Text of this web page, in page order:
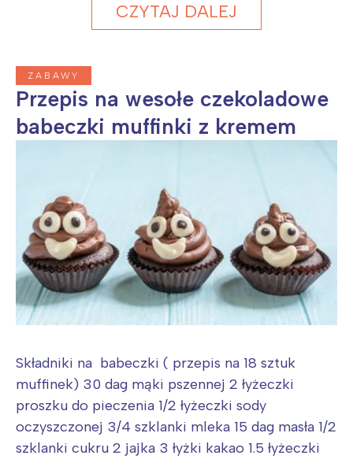
CZYTAJ DALEJ
ZABAWY
Przepis na wesołe czekoladowe
babeczki muffinki z kremem
Składniki na babeczki ( przepis na 18 sztuk
muffinek) 30 dag mąki pszennej 2 łyżeczki
proszku do pieczenia 1/2 łyżeczki sody
oczyszczonej 3/4 szklanki mleka 15 dag masła 1/2
szklanki cukru 2 jajka 3 łyżki kakao 1.5 łyżeczki
Wybieram